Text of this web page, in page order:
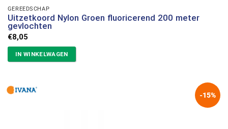
GEREEDSCHAP
Uitzetkoord Nylon Groen fluoricerend 200 meter
gevlochten
€8,05
IN WINKELWAGEN
-15%